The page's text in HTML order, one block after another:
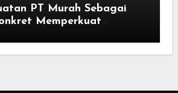
PT Murah Sebagai
Memperkuat